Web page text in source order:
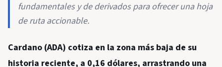
fundamentales y de derivados para ofrecer una hoja
de ruta accionable.
Cardano (ADA) cotiza en la zona más baja de su
historia reciente, a 0,16 dólares, arrastrando una